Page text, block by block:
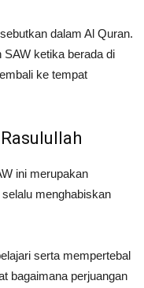
dalam Al Quran.
SAW ketika berada di
ke tempat
ini merupakan
menghabiskan
serta mempertebal
bagaimana perjuangan